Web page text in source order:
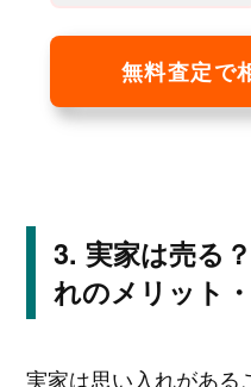
無料査定で
実家は売る
れのメリット
実家は思い入れがある